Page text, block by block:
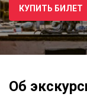
КУПИТЬ БИЛЕТ
Об